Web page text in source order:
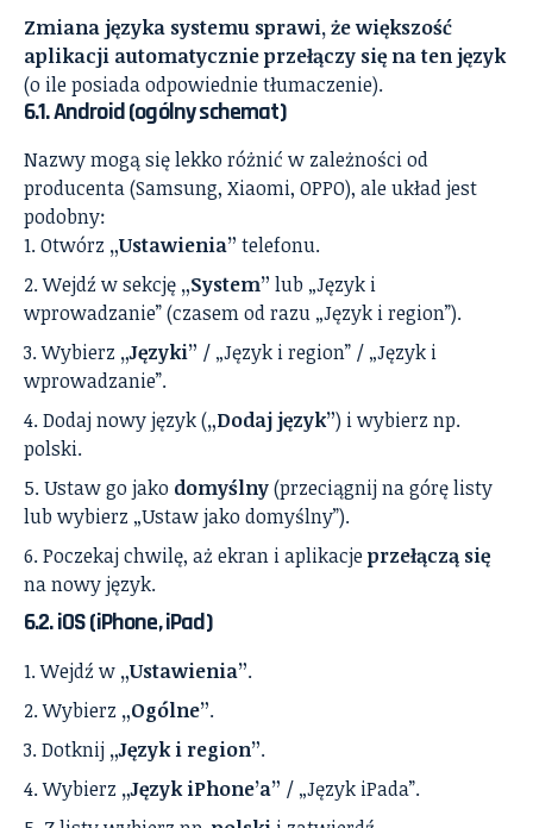
Zmiana języka systemu sprawi, że większość
aplikacji automatycznie przełączy się na ten język
(o ile posiada odpowiednie tłumaczenie).
6.1. Android (ogólny schemat)
Nazwy mogą się lekko różnić w zależności od
producenta (Samsung, Xiaomi, OPPO), ale układ jest
podobny:
Otwórz „Ustawienia” telefonu.
Wejdź w sekcję „System” lub „Język i
wprowadzanie” (czasem od razu „Język i region”).
Wybierz „Języki” / „Język i region” / „Język i
wprowadzanie”.
Dodaj nowy język („Dodaj język”) i wybierz np.
polski.
Ustaw go jako domyślny(przeciągnij na górę listy
lub wybierz „Ustaw jako domyślny”).
Poczekaj chwilę, aż ekran i aplikacjeprzełączą się
na nowy język.
6.2. iOS (iPhone, iPad)
Wejdź w „Ustawienia”.
Wybierz „Ogólne”.
Dotknij „Język i region”.
Wybierz „Język iPhone’a” / „Język iPada”.